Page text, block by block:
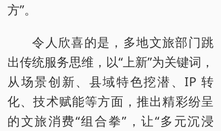
方”。
令人欣喜的是，多地文旅部门跳
出传统服务思维，以“上新”为关键词，
从场景创新、县域特色挖潜、IP 转
化、技术赋能等方面，推出精彩纷呈
的文旅消费“组合拳”，让“多元沉浸